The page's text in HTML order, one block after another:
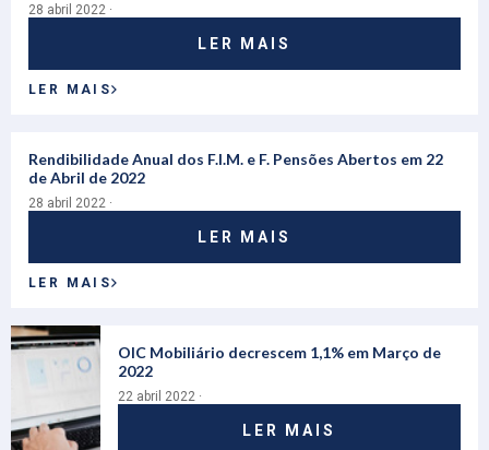
28 abril 2022 ·
LER MAIS
LER MAIS
Rendibilidade Anual dos F.I.M. e F. Pensões Abertos em 22
de Abril de 2022
28 abril 2022 ·
LER MAIS
LER MAIS
OIC Mobiliário decrescem 1,1% em Março de
2022
22 abril 2022 ·
LER MAIS